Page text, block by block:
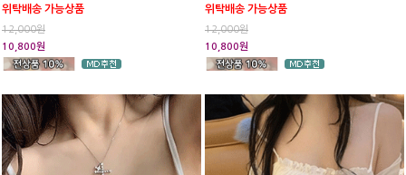
위탁배송 가능상품
12,000원
10,800원
위탁배송 가능상품
12,000원
10,800원